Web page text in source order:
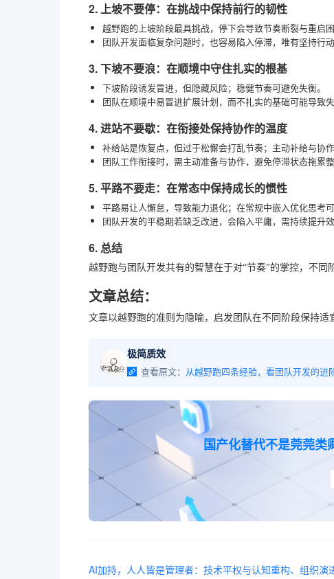
2. 上坡不要停：在挑战中保持前行的韧性
越野跑的上坡阶段最具挑战，停下会导致节奏断裂与重启困
团队开发面临复杂问题时，也容易陷入停滞，唯有坚持行
3. 下坡不要浪：在顺境中守住扎实的根基
下坡阶段诱发冒进，但隐藏风险；稳健节奏可避免失衡。
团队在顺境中易冒进扩展计划，而不扎实的基础可能导致
4. 进站不要歇：在衔接处保持协作的温度
补给站是恢复点，但过于松懈会打乱节奏；主动补给与协
团队工作衔接时，需主动准备与协作，避免停滞状态拖累整
5. 平路不要走：在常态中保持成长的惯性
平路易让人懈怠，导致能力退化；在常规中嵌入优化思考可
团队开发的平稳期若缺乏改进，会陷入平庸，需持续提升效
6. 总结
越野跑与团队开发共有的智慧在于对“节奏”的掌控，不同
文章总结：
文章以越野跑的准则为隐喻，启发团队在不同阶段保持适
极简质效
查看原文： 从越野跑四条经验，看团队开发的进
国产化替代不是莞莞类
AI加持，人人皆是管理者：技术平权与认知重构、组织演